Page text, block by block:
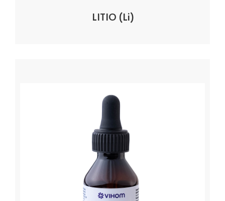
LITIO (Li)